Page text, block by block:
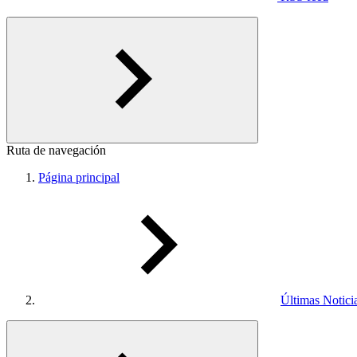
Ruta de navegación
Página principal
Últimas